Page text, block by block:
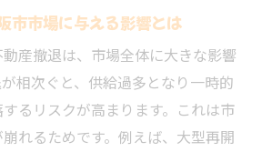
関連の撤退情報収集の重要性
断で見落としがちな要素とは
時に注意すべき法的リスク
ジノ計画が判断に及ぼす影響
の確認と撤退時の落とし穴
市市場に与える影響とは
産撤退は、市場全体に大きな影響
相次ぐと、供給過多となり一時的
るリスクが高まります。これは市
れるためです。例えば、大型再開